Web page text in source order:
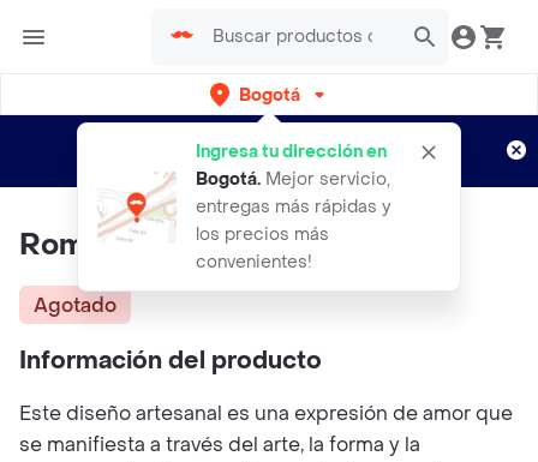
Bogotá
Ingresa tu dirección en
Bogotá. Mejor servicio,
entregas más rápidas y
los precios más
convenientes!
envíos gratis por semanas
Aplican TyC
Romance
Agotado
Información del producto
Este diseño artesanal es una expresión de amor que
se manifiesta a través del arte, la forma y la